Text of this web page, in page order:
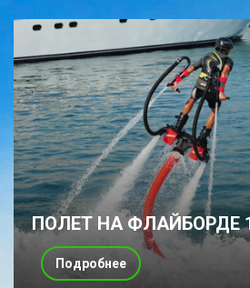
ПОЛЕТ НА ФЛАЙБОРДЕ
Подробнее